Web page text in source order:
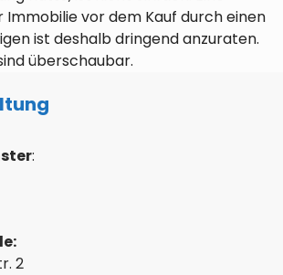
Immobilie vor dem Kauf durch einen
ist deshalb dringend anzuraten.
überschaubar.
:
2